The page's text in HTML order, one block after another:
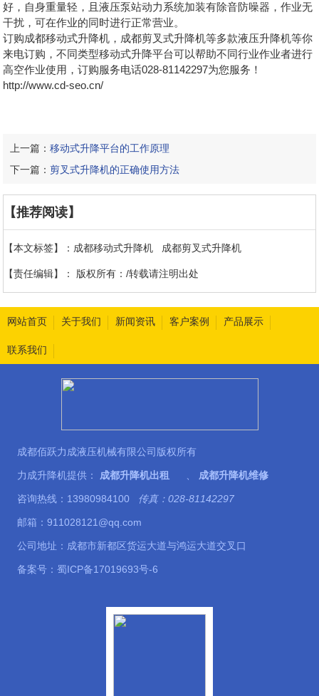
好，自身重量轻，且液压泵站动力系统加装有除音防噪器，作业无
干扰，可在作业的同时进行正常营业。
订购成都移动式升降机， 成都剪叉式升降机等多款液压升降机等你
来电订购，不同类型移动式升降平台可以帮助不同行业作业者进行
高空作业使用，订购服务电话028-81142297为您服务！
http://www.cd-seo.cn/
上一篇：移动式升降平台的工作原理
下一篇：剪叉式升降机的正确使用方法
【推荐阅读】
【本文标签】： 成都移动式升降机 成都剪叉式升降机
【责任编辑】： 版权所有：/转载请注明出处
网站首页 关于我们 新闻资讯 客户案例 产品展示
联系我们
成都佰跃力成液压机械有限公司版权所有
力成升降机提供： 成都升降机出租 成都升降机维修
咨询热线：13980984100 传真：028-81142297
邮箱：911028121@qq.com
公司地址：成都市新都区货运大道与鸿运大道交叉口
备案号：蜀ICP备17019693号-6